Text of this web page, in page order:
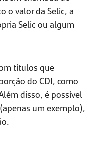
o valor da Selic, a
Selic ou algum
títulos que
do CDI, como
disso, é possível
um exemplo),